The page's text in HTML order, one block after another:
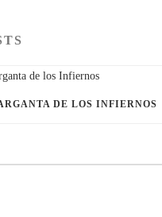
DE LOS INFIERNOS